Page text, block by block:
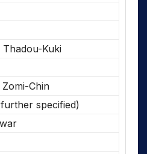
Kuki
Chin
specified)